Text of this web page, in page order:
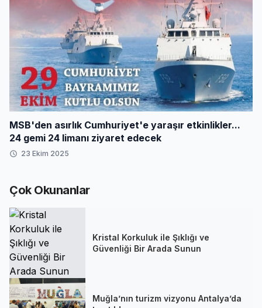
MSB'den asırlık Cumhuriyet'e yaraşır etkinlikler...
24 gemi 24 limanı ziyaret edecek
23 Ekim 2025
Çok Okunanlar
Kristal Korkuluk ile Şıklığı ve
Güvenliği Bir Arada Sunun
Muğla’nın turizm vizyonu Antalya’da